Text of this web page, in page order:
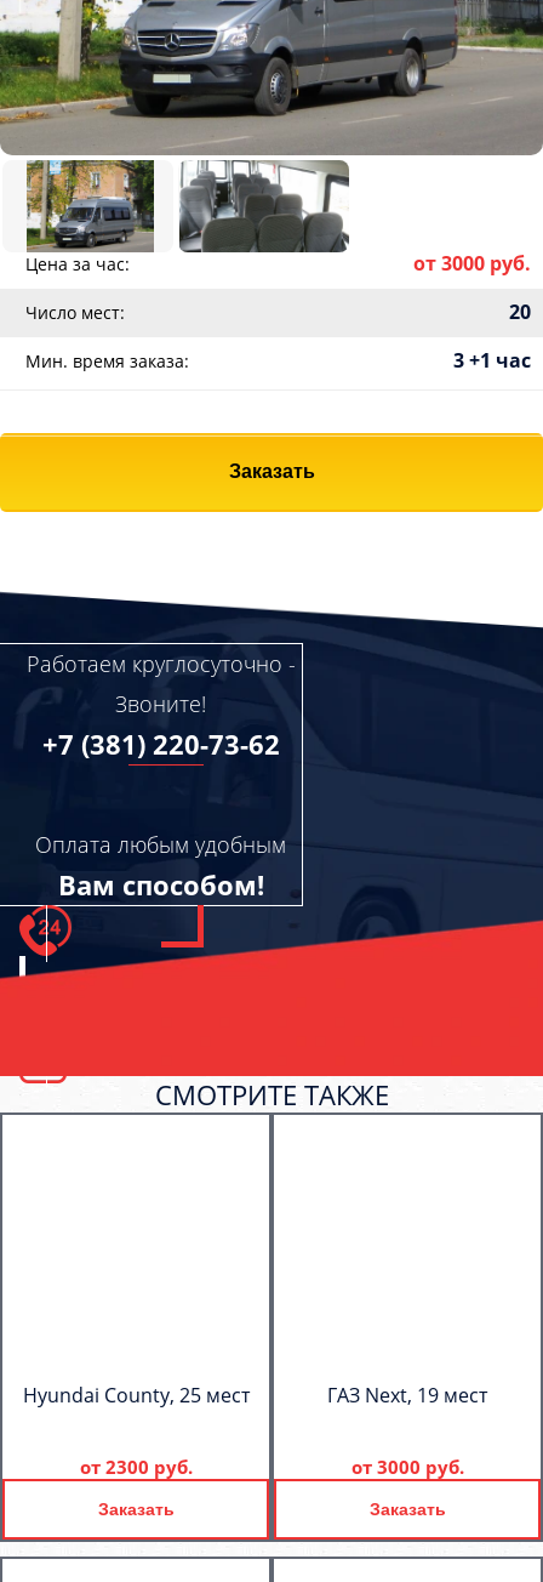
Цена за час: от 3000 руб.
Число мест: 20
Мин. время заказа: 3 +1 час
Заказать
Работаем круглосуточно -
Звоните!
+7 (381) 220-73-62
Оплата любым удобным
Вам способом!
СМОТРИТЕ ТАКЖЕ
Hyundai County, 25 мест
от 2300 руб.
Заказать
ГАЗ Next, 19 мест
от 3000 руб.
Заказать